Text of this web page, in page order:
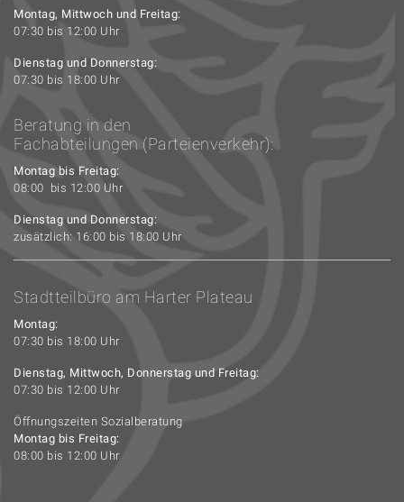
Montag, Mittwoch und Freitag:
07:30 bis 12:00 Uhr
Dienstag und Donnerstag:
07:30 bis 18:00 Uhr
Beratung in den
Fachabteilungen (Parteienverkehr):
Montag bis Freitag:
08:00 bis 12:00 Uhr
Dienstag und Donnerstag:
zusätzlich: 16:00 bis 18:00 Uhr
Stadtteilbüro am Harter Plateau
Montag:
07:30 bis 18:00 Uhr
Dienstag, Mittwoch, Donnerstag und Freitag:
07:30 bis 12:00 Uhr
Öffnungszeiten Sozialberatung
Montag bis Freitag:
08:00 bis 12:00 Uhr